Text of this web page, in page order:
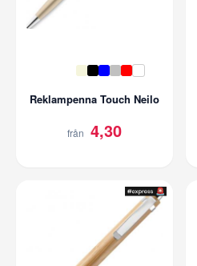
Reklampenna Touch Neilo
från 4,30